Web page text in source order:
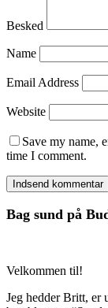
Besked
Name
Email Address
Website
Save my name,
time I comment.
Bag sund på
Velkommen til!
Jeg hedder Britt, er